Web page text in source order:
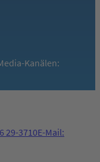
Kanälen:
29-3710E-Mail: